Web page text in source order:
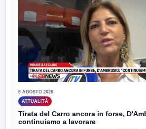
6 AGOSTO 2026
ATTUALITÀ
Tirata del Carro ancora in forse,
continuiamo a lavorare